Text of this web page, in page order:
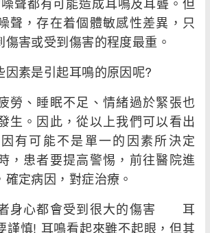
聲，存在着個體敏感性差異，只
害或受到傷害的程度最重。
因素是引起耳鳴的原因呢?
勞、睡眠不足、情緒過於緊張也
生。因此，從以上我們可以看出
有可能不是單一的因素所決定
，患者要提高警惕，前往醫院進
確定病因，對症治療。
心都會受到很大的傷害 耳
謹慎! 耳鳴看起來雖不起眼，但其